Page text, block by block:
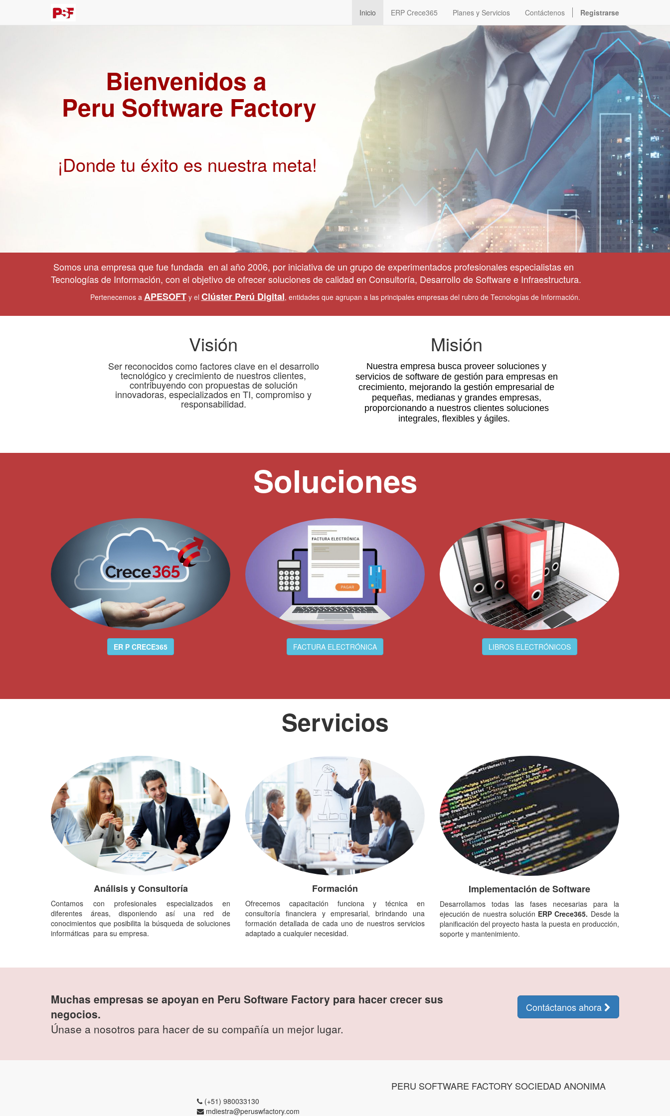
Inicio ERP Crece365 Planes y Servicios Contáctenos Registrarse
Bienvenidos a
Peru Software Factory
¡Donde tu éxito es nuestra meta!
Somos una empresa que fue fundada en al año 2006, por iniciativa de un grupo de experimentados profesionales especialistas en
Tecnologías de Información, con el objetivo de ofrecer soluciones de calidad en Consultoría, Desarrollo de Software e Infraestructura.
Pertenecemos a APESOFTy el Clúster Perú Digital, entidades que agrupan a las principales empresas del rubro de Tecnologías de Información.
Visión
Ser reconocidos como factores clave en el desarrollo
tecnológico y crecimiento de nuestros clientes,
contribuyendo con propuestas de solución
innovadoras, especializados en TI, compromiso y
responsabilidad.
Misión
Nuestra empresa busca proveer soluciones y
servicios de software de gestión para empresas en
crecimiento, mejorando la gestión empresarial de
pequeñas, medianas y grandes empresas,
proporcionando a nuestros clientes soluciones
integrales, flexibles y ágiles.
Soluciones
ER P CRECE365 FACTURA ELECTRÓNICA LIBROS ELECTRÓNICOS
Servicios
Análisis y Consultoría
Contamos con profesionales especializados en
diferentes áreas, disponiendo así una red de
conocimientos que posibilita la búsqueda de soluciones
informáticas para su empresa.
Formación
Ofrecemos capacitación funciona y técnica en
consultoría financiera y empresarial, brindando una
formación detallada de cada uno de nuestros servicios
adaptado a cualquier necesidad.
Implementación de Software
Desarrollamos todas las fases necesarias para la
ejecución de nuestra solución ERP Crece365. Desde la
planificación del proyecto hasta la puesta en producción,
soporte y mantenimiento.
Muchas empresas se apoyan en Peru Software Factory para hacer crecer sus
negocios.
Únase a nosotros para hacer de su compañía un mejor lugar.
Contáctanos ahora
(+51) 980033130
mdiestra@peruswfactory.com
PERU SOFTWARE FACTORY SOCIEDAD ANONIMA